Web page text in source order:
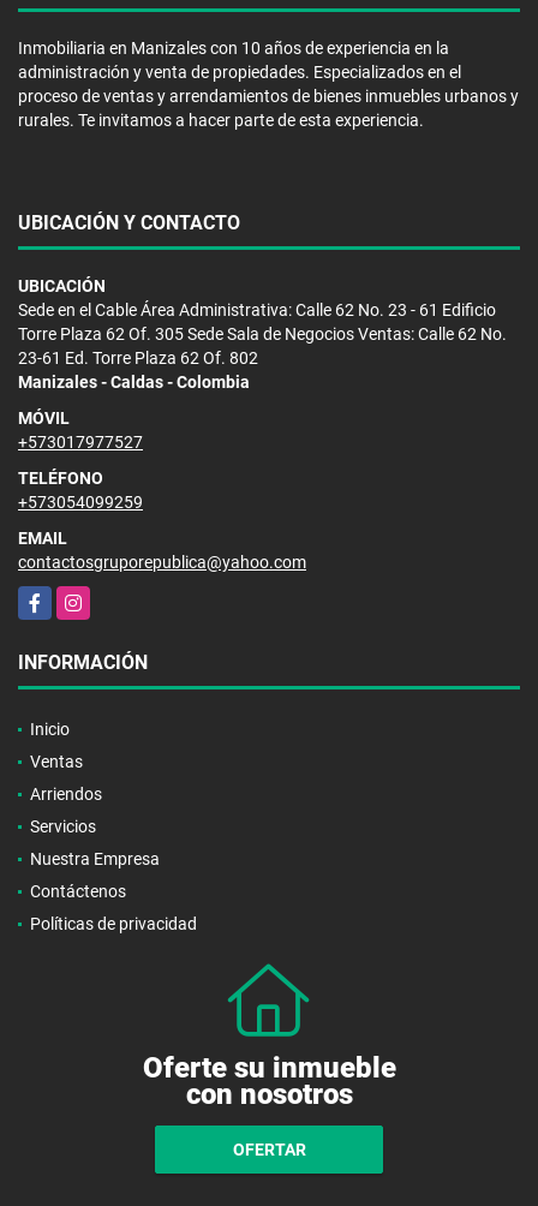
Inmobiliaria en Manizales con 10 años de experiencia en la
administración y venta de propiedades. Especializados en el
proceso de ventas y arrendamientos de bienes inmuebles urbanos y
rurales. Te invitamos a hacer parte de esta experiencia.
UBICACIÓN Y CONTACTO
UBICACIÓN
Sede en el Cable Área Administrativa: Calle 62 No. 23 - 61 Edificio
Torre Plaza 62 Of. 305 Sede Sala de Negocios Ventas: Calle 62 No.
23-61 Ed. Torre Plaza 62 Of. 802
Manizales - Caldas - Colombia
MÓVIL
+573017977527
TELÉFONO
+573054099259
EMAIL
contactosgruporepublica@yahoo.com
FacebookInstagram
INFORMACIÓN
Inicio
Ventas
Arriendos
Servicios
Nuestra Empresa
Contáctenos
Políticas de privacidad
Oferte su inmueble
con nosotros
OFERTAR